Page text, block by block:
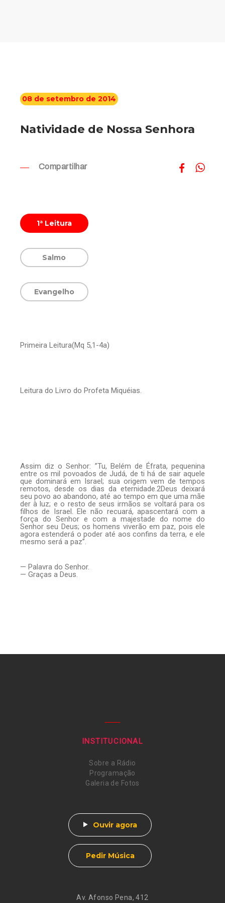
08 de setembro de 2014
Natividade de Nossa Senhora
Compartilhar
1ª Leitura
Salmo
Evangelho
Primeira Leitura(Mq 5,1-4a)
Leitura do Livro do Profeta Miquéias.
Assim diz o Senhor: ”Tu, Belém de Éfrata, pequenina
entre os mil povoados de Judá, de ti há de sair aquele
que dominará em Israel; sua origem vem de tempos
remotos, desde os dias da eternidade.2Deus deixará
seu povo ao abandono, até ao tempo em que uma mãe
der à luz; e o resto de seus irmãos se voltará para os
filhos de Israel. Ele não recuará, apascentará com a
força do Senhor e com a majestade do nome do
Senhor seu Deus; os homens viverão em paz, pois ele
agora estenderá o poder até aos confins da terra, e ele
mesmo será a paz”.
— Palavra do Senhor.
— Graças a Deus.
Av. Afonso Pena, 412
INSTITUCIONAL
Sobre a Rádio
Programação
Galeria de Fotos
Ouvir agora
Pedir Música